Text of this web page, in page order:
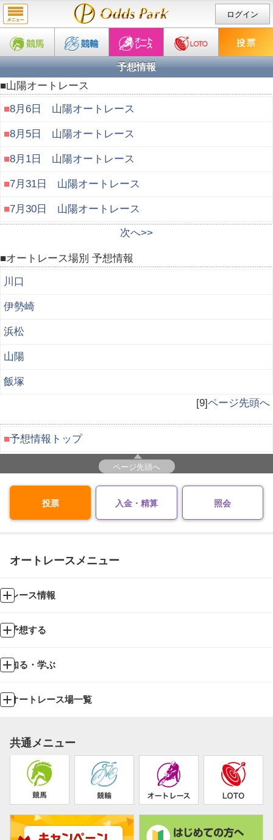
ログイン
予想情報
■山陽オートレース
■8月6日 山陽オートレース
■8月5日 山陽オートレース
■8月1日 山陽オートレース
■7月31日 山陽オートレース
■7月30日 山陽オートレース
次へ>>
■オートレース場別 予想情報
川口
伊勢崎
浜松
山陽
飯塚
[9]ページ先頭へ
■予想情報トップ
ページ先頭へ
投票 入金・精算 照会
オートレースメニュー
レース情報
予想する
知る・学ぶ
オートレース場一覧
共通メニュー